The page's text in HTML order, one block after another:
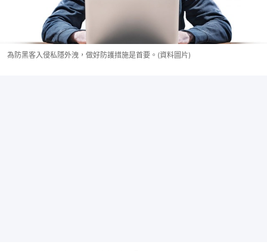
為防黑客入侵私隱外洩，做好防護措施是首要。(資料圖片)